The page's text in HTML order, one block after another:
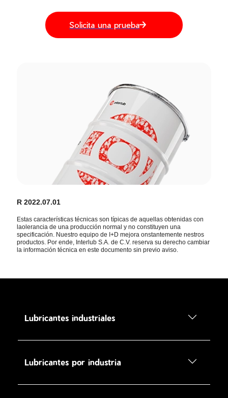
Solicita una prueba
R 2022.07.01
Estas características técnicas son típicas de aquellas obtenidas con
laolerancia de una producción normal y no constituyen una
specificación. Nuestro equipo de I+D mejora onstantemente nestros
productos. Por ende, Interlub S.A. de C.V. reserva su derecho cambiar
la información técnica en este documento sin previo aviso.
Lubricantes industriales
Lubricantes por industria